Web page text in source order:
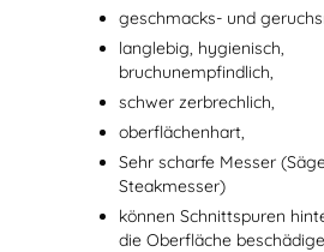
geschmacks- und
langlebig, hygienisch,
bruchunempfindlich,
schwer zerbrechlich,
oberflächenhart,
Sehr scharfe Messer
Steakmesser)
können Schnittspuren
die Oberfläche